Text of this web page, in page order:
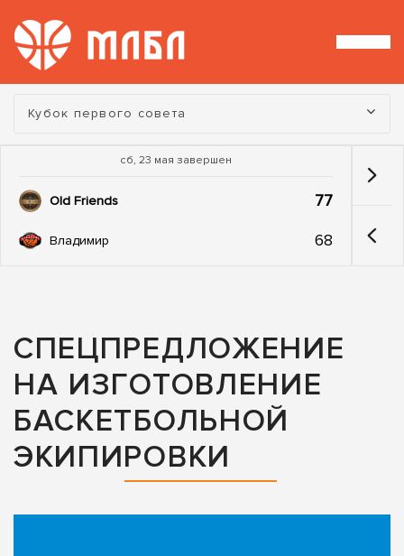
Турнир:
Кубок первого совета
сб, 23 мая завершен
Old Friends 77
Владимир 68
СПЕЦПРЕДЛОЖЕНИЕ
НА ИЗГОТОВЛЕНИЕ
БАСКЕТБОЛЬНОЙ
ЭКИПИРОВКИ